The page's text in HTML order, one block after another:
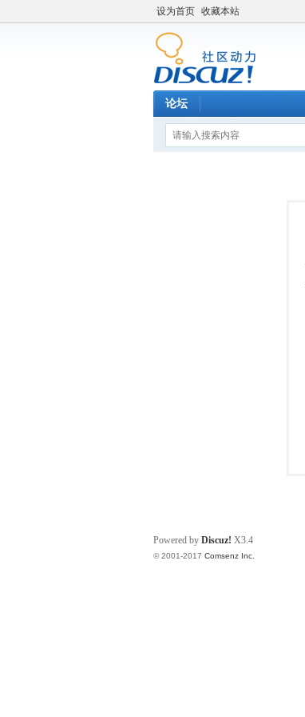
设为首页 收藏本站
论坛
Powered by Discuz! X3.4
© 2001-2017 Comsenz Inc.